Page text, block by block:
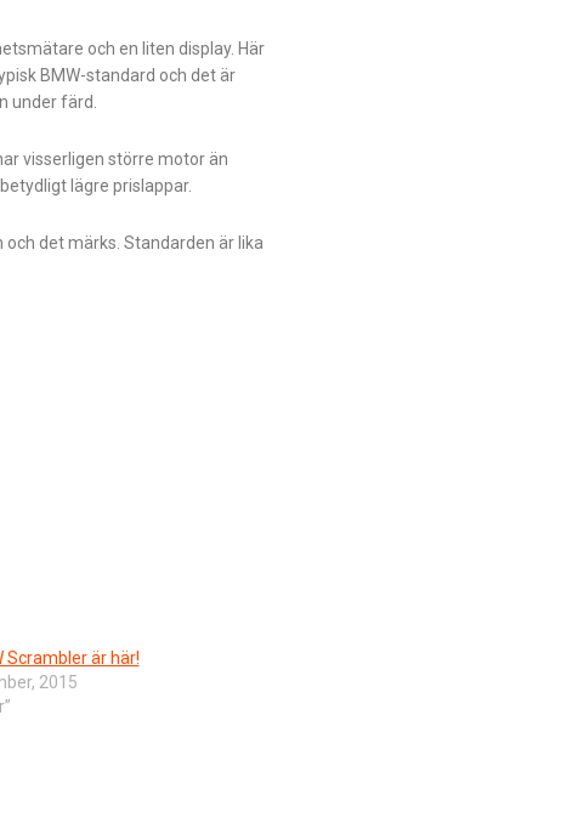
och en liten display. Här
BMW-standard och det är
under färd.
visserligen större motor än
lägre prislappar.
det märks. Standarden är lika
Scrambler är här!
2015